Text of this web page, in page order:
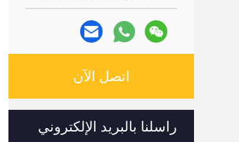
اتصل الآن
راسلنا بالبريد الإلكتروني